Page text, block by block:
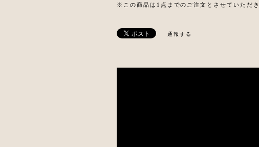
※この商品は1点までのご注文とさせていただ
通報する